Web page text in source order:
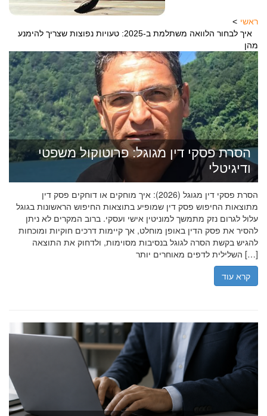
ראשי
איך לבחור הלוואה משתלמת ב-2025: טעויות נפוצות שצריך להימנע
מהן
הסרת פסקי דין מגוגל: פרוטוקול משפטי
ודיגיטלי
הסרת פסקי דין מגוגל (2026): איך מוחקים או דוחקים פסק דין
מתוצאות החיפוש פסק דין שמופיע בתוצאות החיפוש הראשונות בגוגל
עלול לגרום נזק מתמשך למוניטין אישי ועסקי. ברוב המקרים לא ניתן
להסיר את פסק הדין באופן מוחלט, אך קיימות דרכים חוקיות ומוכחות
להגיש בקשת הסרה לגוגל בנסיבות מסוימות, ולדחוק את התוצאה
השלילית לדפים מאוחרים יותר […]
קרא עוד